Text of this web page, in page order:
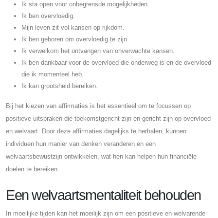
Ik sta open voor onbegrensde mogelijkheden.
Ik ben overvloedig.
Mijn leven zit vol kansen op rijkdom.
Ik ben geboren om overvloedig te zijn.
Ik verwelkom het ontvangen van onverwachte kansen.
Ik ben dankbaar voor de overvloed die onderweg is en de overvloed
die ik momenteel heb.
Ik kan grootsheid bereiken.
Bij het kiezen van affirmaties is het essentieel om te focussen op
positieve uitspraken die toekomstgericht zijn en gericht zijn op overvloed
en welvaart. Door deze affirmaties dagelijks te herhalen, kunnen
individuen hun manier van denken veranderen en een
welvaartsbewustzijn ontwikkelen, wat hen kan helpen hun financiële
doelen te bereiken.
Een welvaartsmentaliteit behouden
In moeilijke tijden kan het moeilijk zijn om een ​​positieve en welvarende